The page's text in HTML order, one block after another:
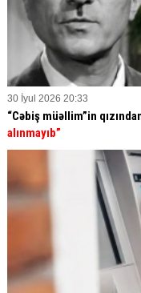
30 İyul 2026 20:33
“Cəbiş müəllim”in
alınmayıb”